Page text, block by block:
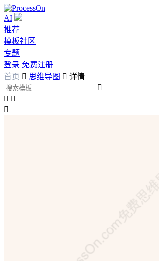
AI
推荐
模板社区
专题
登录 免费注册
首页  思维导图  详情

 
